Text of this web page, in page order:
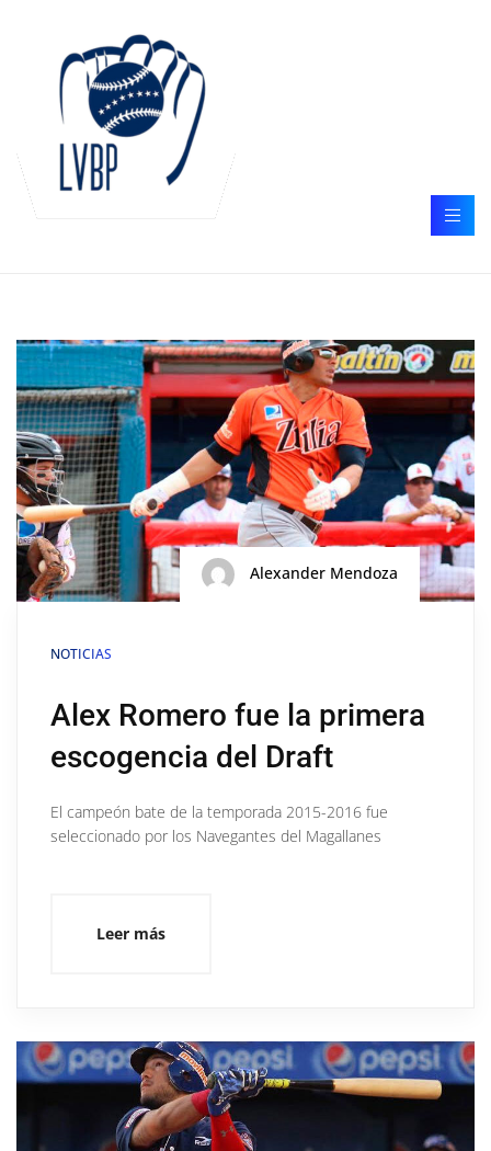
Alexander Mendoza
NOTICIAS
Alex Romero fue la primera
escogencia del Draft
El campeón bate de la temporada 2015-2016 fue
seleccionado por los Navegantes del Magallanes
Leer más